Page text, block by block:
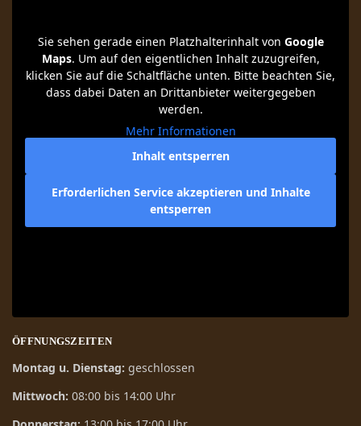
Sie sehen gerade einen Platzhalterinhalt von Google
Maps. Um auf den eigentlichen Inhalt zuzugreifen,
klicken Sie auf die Schaltfläche unten. Bitte beachten Sie,
dass dabei Daten an Drittanbieter weitergegeben
werden.
Mehr Informationen
Inhalt entsperren
Erforderlichen Service akzeptieren und Inhalte
entsperren
ÖFFNUNGSZEITEN
Montag u. Dienstag: geschlossen
Mittwoch: 08:00 bis 14:00 Uhr